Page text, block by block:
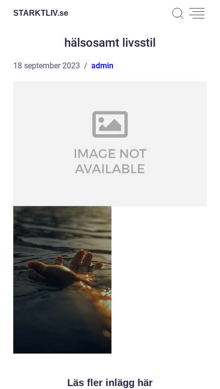
STARKTLIV.se
hälsosamt livsstil
18 september 2023 admin
Läs fler inlägg här